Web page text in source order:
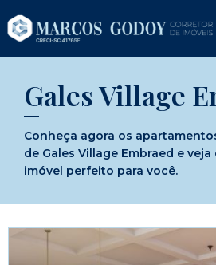
Gales Village
Conheça agora os
de Gales Village Embraed e
imóvel perfeito para você.